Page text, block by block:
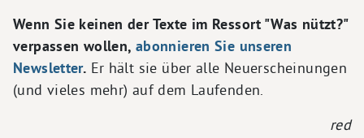
Wenn Sie keinen der Texte im Ressort "Was nützt?"
verpassen wollen, abonnieren Sie unseren
Newsletter. Er hält sie über alle Neuerscheinungen
(und vieles mehr) auf dem Laufenden.
red